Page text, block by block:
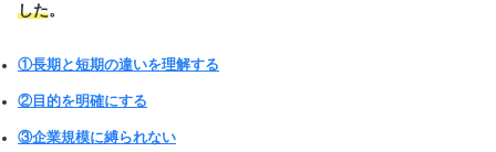
した。
①長期と短期の違いを理解する
②目的を明確にする
③企業規模に縛られない